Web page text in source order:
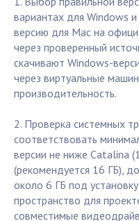
вариантах для Windows
версию для Mac на
через проверенный
скачивают Windows-
через виртуальные
производительность.
2. Проверка системных
соответствовать
версии не ниже Catalina
(рекомендуется 16 ГБ),
около 6 ГБ под
пространство для
совместимые